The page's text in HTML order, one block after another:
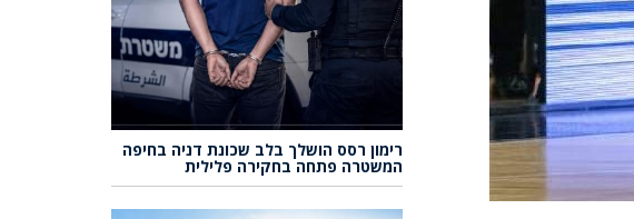
רימון רסס הושלך בלב שכונת דניה בחיפה
המשטרה פתחה בחקירה פלילית